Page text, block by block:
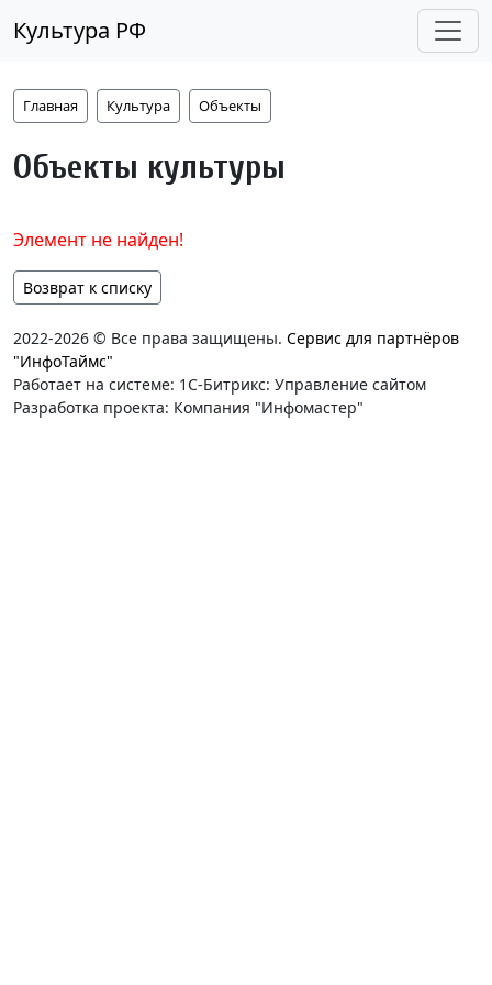
Культура РФ
Главная Культура Объекты
Объекты культуры
Элемент не найден!
Возврат к списку
2022-2026 © Все права защищены. Сервис для партнёров
"ИнфоТаймс"
Работает на системе: 1С-Битрикс: Управление сайтом
Разработка проекта: Компания "Инфомастер"